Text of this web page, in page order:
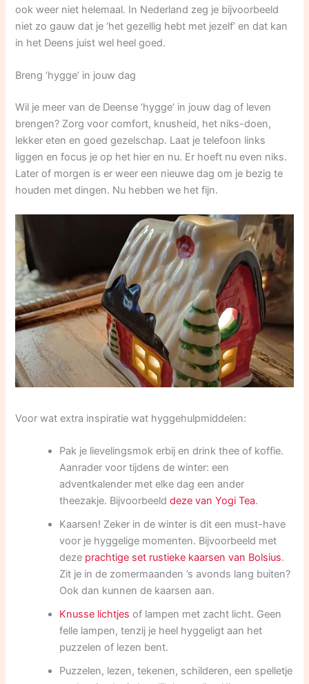
ook weer niet helemaal. In Nederland zeg je bijvoorbeeld
niet zo gauw dat je ‘het gezellig hebt met jezelf’ en dat kan
in het Deens juist wel heel goed.
Breng ‘hygge’ in jouw dag
Wil je meer van de Deense ‘hygge’ in jouw dag of leven
brengen? Zorg voor comfort, knusheid, het niks-doen,
lekker eten en goed gezelschap. Laat je telefoon links
liggen en focus je op het hier en nu. Er hoeft nu even niks.
Later of morgen is er weer een nieuwe dag om je bezig te
houden met dingen. Nu hebben we het fijn.
Voor wat extra inspiratie wat hyggehulpmiddelen:
Pak je lievelingsmok erbij en drink thee of koffie.
Aanrader voor tijdens de winter: een
adventkalender met elke dag een ander
theezakje. Bijvoorbeelddeze van Yogi Tea.
Kaarsen! Zeker in de winter is dit een must-have
voor je hyggelige momenten. Bijvoorbeeld met
deze prachtige set rustieke kaarsen van Bolsius.
Zit je in de zomermaanden ’s avonds lang buiten?
Ook dan kunnen de kaarsen aan.
Knusse lichtjes of lampen met zacht licht. Geen
felle lampen, tenzij je heel hyggeligt aan het
puzzelen of lezen bent.
Puzzelen, lezen, tekenen, schilderen, een spelletje